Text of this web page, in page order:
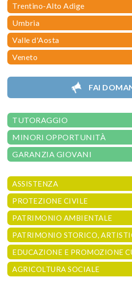
Trentino-Alto Adige
Umbria
Valle d'Aosta
Veneto
FAI
TUTORAGGIO
MINORI OPPORTUNITÀ
GARANZIA GIOVANI
ASSISTENZA
PROTEZIONE CIVILE
PATRIMONIO AMBIENTALE
PATRIMONIO STORICO,
EDUCAZIONE E PROMOZIONE
AGRICOLTURA SOCIALE